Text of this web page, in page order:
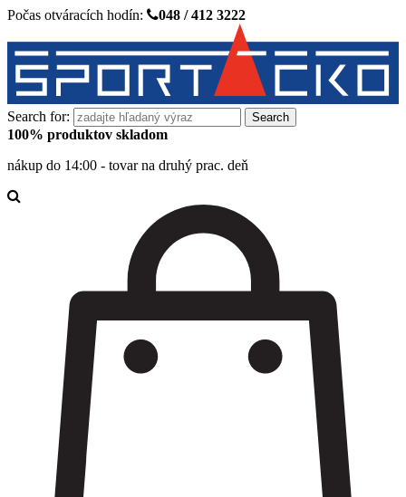
Počas otváracích hodín: 048 / 412 3222
Search for:
100% produktov skladom
nákup do 14:00 - tovar na druhý prac. deň